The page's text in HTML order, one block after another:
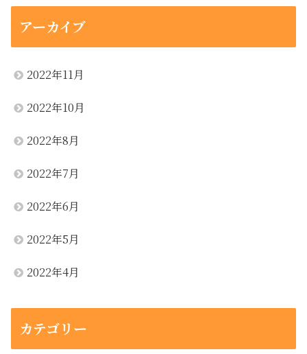
アーカイブ
2022年11月
2022年10月
2022年8月
2022年7月
2022年6月
2022年5月
2022年4月
カテゴリー